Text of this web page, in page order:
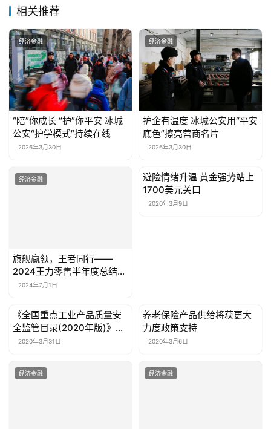
相关推荐
经济金融
“陪”你成长 “护”你平安 冰城
公安“护学模式”持续在线
2026年3月30日
经济金融
护企有温度 冰城公安用“平安
底色”擦亮营商名片
2026年3月30日
经济金融
旗舰赢领，王者同行——
2024王力零售半年度总结赋
能大会圆满收官
2024年7月1日
经济金融
避险情绪升温 黄金强势站上
1700美元关口
2020年3月9日
经济金融
《全国重点工业产品质量安
全监管目录(2020年版)》正
式发布！
2020年3月31日
经济金融
养老保险产品供给将获更大
力度政策支持
2020年3月6日
经济金融 经济金融